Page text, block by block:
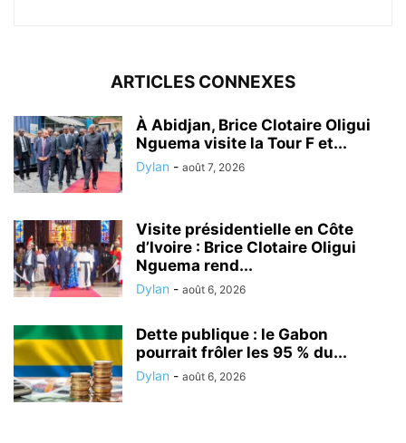
ARTICLES CONNEXES
À Abidjan, Brice Clotaire Oligui
Nguema visite la Tour F et...
Dylan - août 7, 2026
Visite présidentielle en Côte
d’Ivoire : Brice Clotaire Oligui
Nguema rend...
Dylan - août 6, 2026
Dette publique : le Gabon
pourrait frôler les 95 % du...
Dylan - août 6, 2026